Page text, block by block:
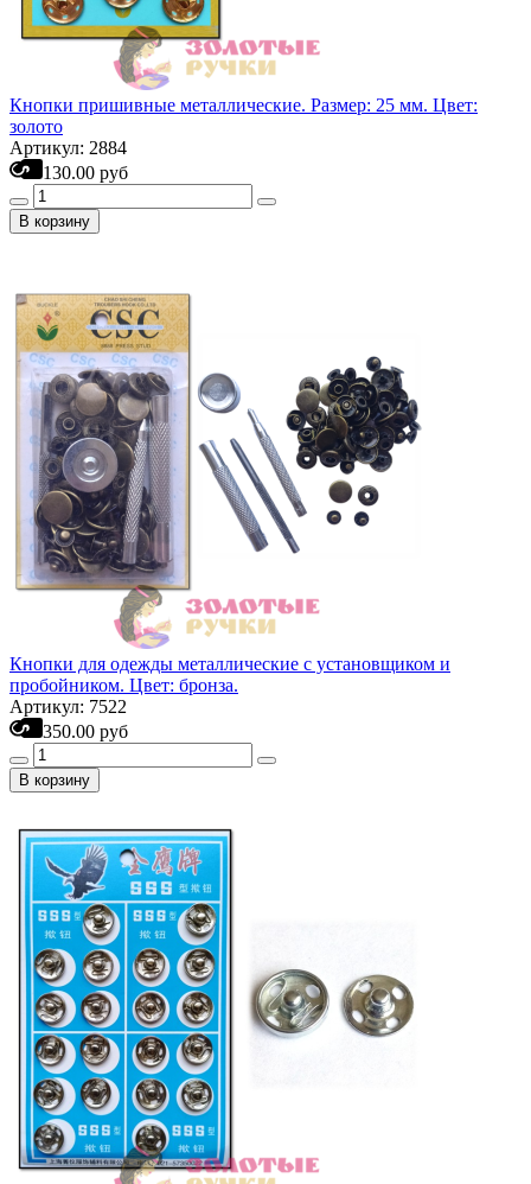
Кнопки пришивные металлические. Размер: 25 мм. Цвет:
золото
Артикул: 2884
130.00 руб
В корзину
Кнопки для одежды металлические с установщиком и
пробойником. Цвет: бронза.
Артикул: 7522
350.00 руб
В корзину